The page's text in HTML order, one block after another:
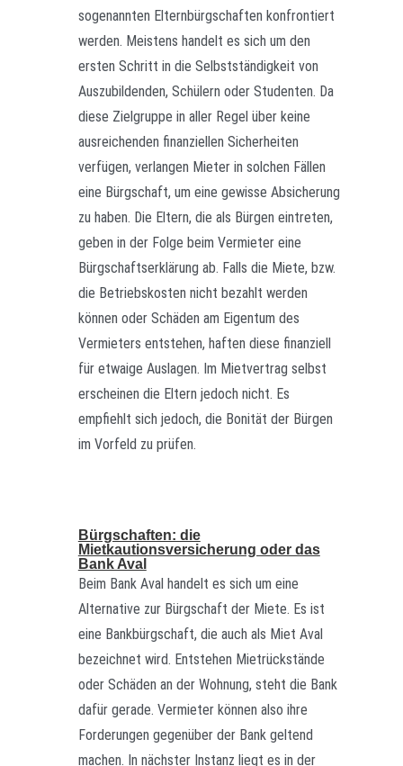
sogenannten Elternbürgschaften konfrontiert
werden. Meistens handelt es sich um den
ersten Schritt in die Selbstständigkeit von
Auszubildenden, Schülern oder Studenten. Da
diese Zielgruppe in aller Regel über keine
ausreichenden finanziellen Sicherheiten
verfügen, verlangen Mieter in solchen Fällen
eine Bürgschaft, um eine gewisse Absicherung
zu haben. Die Eltern, die als Bürgen eintreten,
geben in der Folge beim Vermieter eine
Bürgschaftserklärung ab. Falls die Miete, bzw.
die Betriebskosten nicht bezahlt werden
können oder Schäden am Eigentum des
Vermieters entstehen, haften diese finanziell
für etwaige Auslagen. Im Mietvertrag selbst
erscheinen die Eltern jedoch nicht. Es
empfiehlt sich jedoch, die Bonität der Bürgen
im Vorfeld zu prüfen.
Bürgschaften: die
Mietkautionsversicherung oder das
Bank Aval
Beim Bank Aval handelt es sich um eine
Alternative zur Bürgschaft der Miete. Es ist
eine Bankbürgschaft, die auch als Miet Aval
bezeichnet wird. Entstehen Mietrückstände
oder Schäden an der Wohnung, steht die Bank
dafür gerade. Vermieter können also ihre
Forderungen gegenüber der Bank geltend
machen. In nächster Instanz liegt es in der